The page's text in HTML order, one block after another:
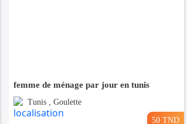
femme de ménage par jour en tunis
Tunis , Goulette
50 TND